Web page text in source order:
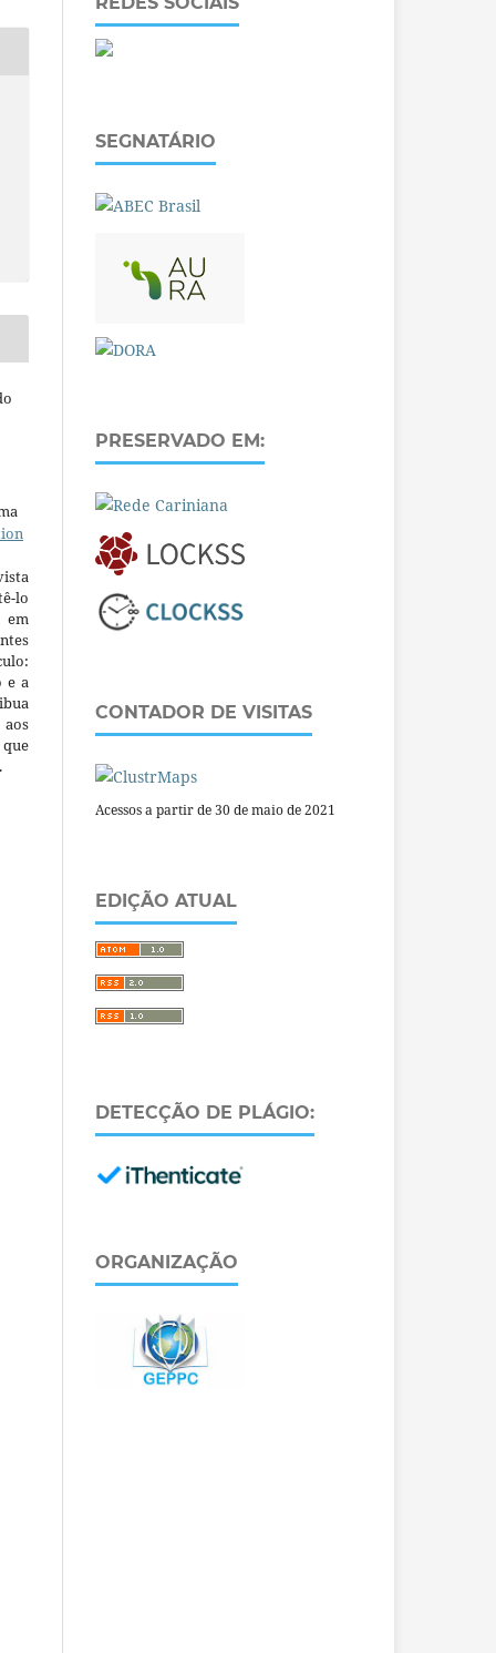
lo
em
e a
SEGNATÁRIO
PRESERVADO EM:
CONTADOR DE VISITAS
Acessos a partir de 30 de maio de 2021
EDIÇÃO ATUAL
DETECÇÃO DE PLÁGIO:
ORGANIZAÇÃO